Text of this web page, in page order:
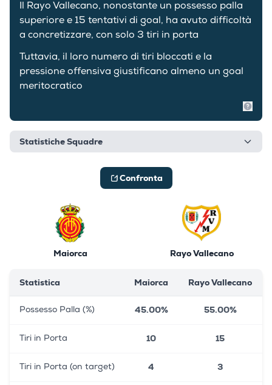
Il Rayo Vallecano, nonostante un possesso palla
superiore e 15 tentativi di goal, ha avuto difficoltà
a concretizzare, con solo 3 tiri in porta
Tuttavia, il loro numero di tiri bloccati e la
pressione offensiva giustificano almeno un goal
meritocratico
Statistiche Squadre
Confronta
Maiorca Rayo Vallecano
Statistica Maiorca Rayo Vallecano
Possesso Palla (%) 45.00% 55.00%
Tiri in Porta 10 15
Tiri in Porta (on target) 4 3